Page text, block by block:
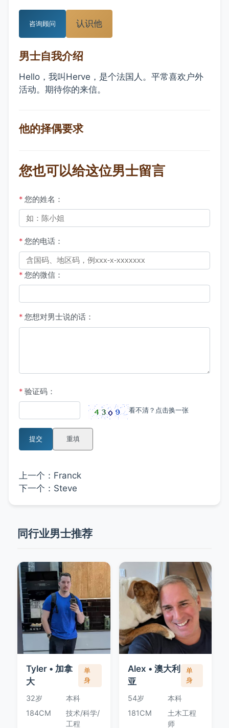
咨询顾问 认识他
男士自我介绍
Hello，我叫Herve，是个法国人。平常喜欢户外
活动。期待你的来信。
他的择偶要求
您也可以给这位男士留言
* 您的姓名：
* 您的电话：
* 您的微信：
* 您想对男士说的话：
* 验证码：
看不清？点击换一张
提交 重填
上一个： Franck
下一个： Steve
同行业男士推荐
Tyler • 加拿
大
单
身
32岁
本科
184CM
技术/科学/
工程
Alex • 澳大利
亚
单
身
54岁
本科
181CM
土木工程
师